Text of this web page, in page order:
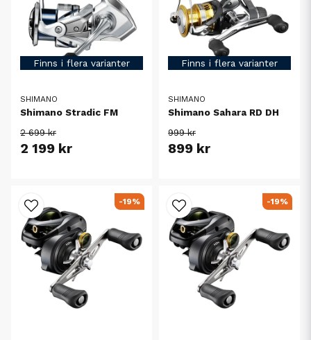
Finns i flera varianter
SHIMANO
Shimano Stradic FM
2 699 kr
2 199 kr
Finns i flera varianter
SHIMANO
Shimano Sahara RD DH
999 kr
899 kr
-19% -19%